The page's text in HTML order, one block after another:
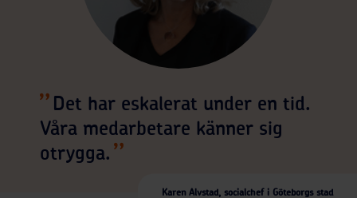
Det har eskalerat under en tid.
Våra medarbetare känner sig
otrygga.
Karen Alvstad, socialchef i Göteborgs stad